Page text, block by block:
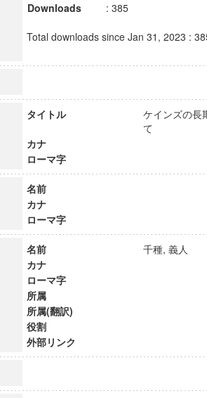
Downloads
: 385
Total downloads since Jan 31, 2023 :
タイトル
ケインズの長
て
カナ
ローマ字
名前
カナ
ローマ字
名前
千種, 義人
カナ
ローマ字
所属
所属(翻訳)
役割
外部リンク